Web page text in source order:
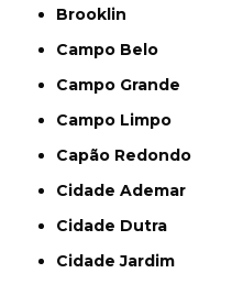
Brooklin
Campo Belo
Campo Grande
Campo Limpo
Capão Redondo
Cidade Ademar
Cidade Dutra
Cidade Jardim